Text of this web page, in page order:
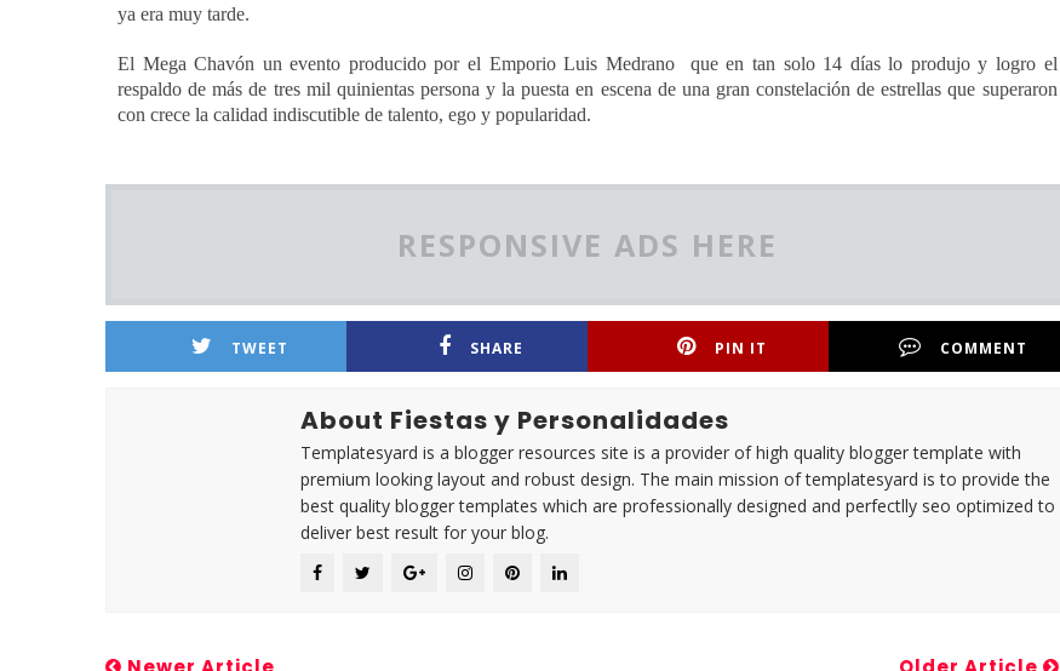
ya era muy tarde.
El Mega Chavón un evento producido por el Emporio Luis Medrano que en tan solo 14 días lo produjo y logro el
respaldo de más de tres mil quinientas persona y la puesta en escena de una gran constelación de estrellas que superaron
con crece la calidad indiscutible de talento, ego y popularidad.
RESPONSIVE ADS HERE
TWEET SHARE PIN IT COMMENT
About Fiestas y Personalidades
Templatesyard is a blogger resources site is a provider of high quality blogger template with
premium looking layout and robust design. The main mission of templatesyard is to provide the
best quality blogger templates which are professionally designed and perfectlly seo optimized to
deliver best result for your blog.